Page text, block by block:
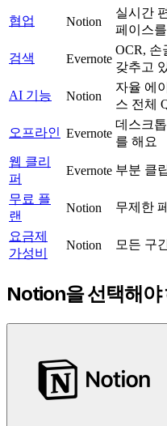
협업 Notion
실시간
페이스
검색 Evernote
OCR, 손
갖추고
AI 기능 Notion
자율 에
스 전체
오프라인 Evernote
데스크
를 해요
웹 클리
퍼
Evernote 부분 클
무료 플
랜
Notion 무제한
요금제
가성비
Notion 모든 구
Notion을 선택해야